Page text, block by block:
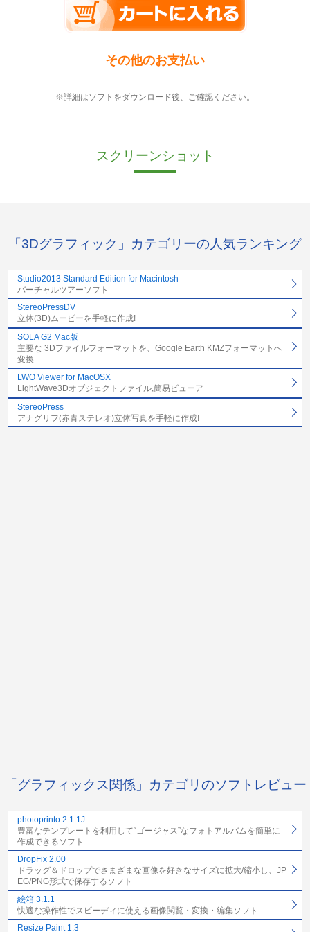
その他のお支払い
※詳細はソフトをダウンロード後、ご確認ください。
スクリーンショット
「3Dグラフィック」カテゴリーの人気ランキング
Studio2013 Standard Edition for Macintosh
バーチャルツアーソフト
StereoPressDV
立体(3D)ムービーを手軽に作成!
SOLA G2 Mac版
主要な 3Dファイルフォーマットを、Google Earth KMZフォーマットへ
変換
LWO Viewer for MacOSX
LightWave3Dオブジェクトファイル,簡易ビューア
StereoPress
アナグリフ(赤青ステレオ)立体写真を手軽に作成!
「グラフィックス関係」カテゴリのソフトレビュー
photoprinto 2.1.1J
豊富なテンプレートを利用して“ゴージャス”なフォトアルバムを簡単に
作成できるソフト
DropFix 2.00
ドラッグ＆ドロップでさまざまな画像を好きなサイズに拡大/縮小し、JP
EG/PNG形式で保存するソフト
絵箱 3.1.1
快適な操作性でスピーディに使える画像閲覧・変換・編集ソフト
Resize Paint 1.3